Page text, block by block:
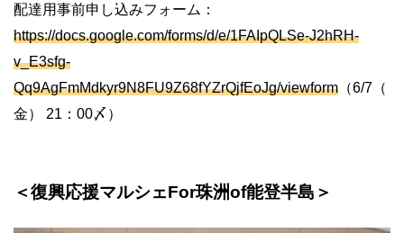
配達用事前申し込みフォーム：
https://docs.google.com/forms/d/e/1FAIpQLSe-J2hRH-
v_E3sfg-
Qq9AgFmMdkyr9N8FU9Z68fYZrQjfEoJg/viewform （6/7（
金） 21：00〆）
＜復興応援マルシェFor珠洲of能登半島＞